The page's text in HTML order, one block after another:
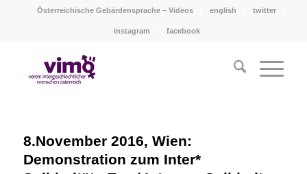
Österreichische Gebärdensprache – Videos english twitter
instagram facebook
8.November 2016, Wien:
Demonstration zum Inter*